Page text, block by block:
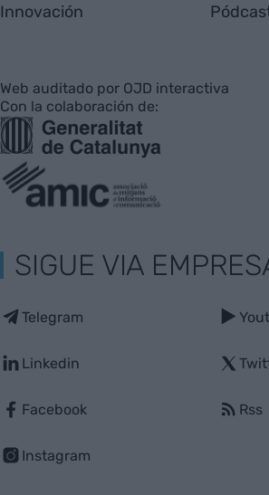
Innovación
Web auditado por OJD interactiva
Con la colaboración de:
SIGUE VIA
Telegram
Linkedin
Facebook
Instagram
Rss